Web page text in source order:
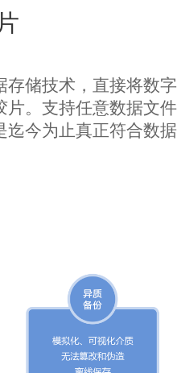
存储技术，直接将数
片。支持任意数据文
今为止真正符合数